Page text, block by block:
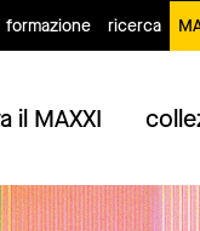
formazione ricerca
il MAXXI